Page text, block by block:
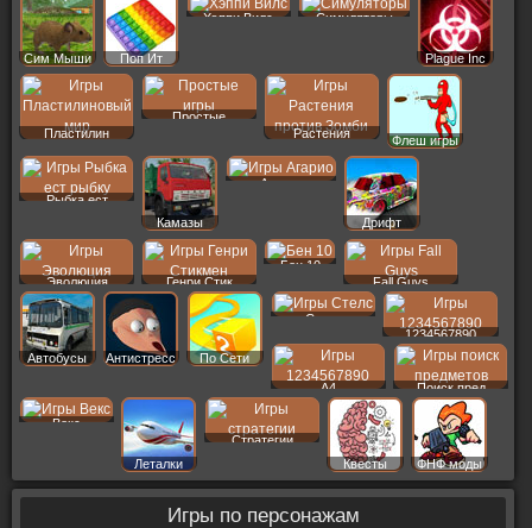
Сим Мыши Поп Ит
Хэппи Вилс Симуляторы
Plague Inc
Пластилин
Простые
Растения
Флеш игры
Рыбка ест
Камазы
Агарио
Дрифт
Эволюция Генри Стик
Бен 10
Fall Guys
Автобусы Антистресс По Сети
Стелс
1234567890
A4 Поиск пред
Векс
Леталки
Стратегии
Квесты
ФНФ моды
Игры по персонажам